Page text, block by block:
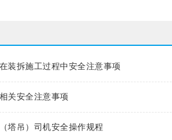
装拆施工过程中安全注意事项
关安全注意事项
塔吊）司机安全操作规程